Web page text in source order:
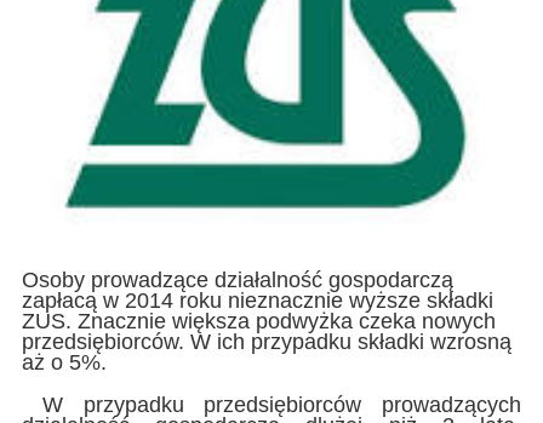
Osoby prowadzące działalność gospodarczą
zapłacą w 2014 roku nieznacznie wyższe składki
ZUS. Znacznie większa podwyżka czeka nowych
przedsiębiorców. W ich przypadku składki wzrosną
aż o 5%.
W przypadku przedsiębiorców prowadzących